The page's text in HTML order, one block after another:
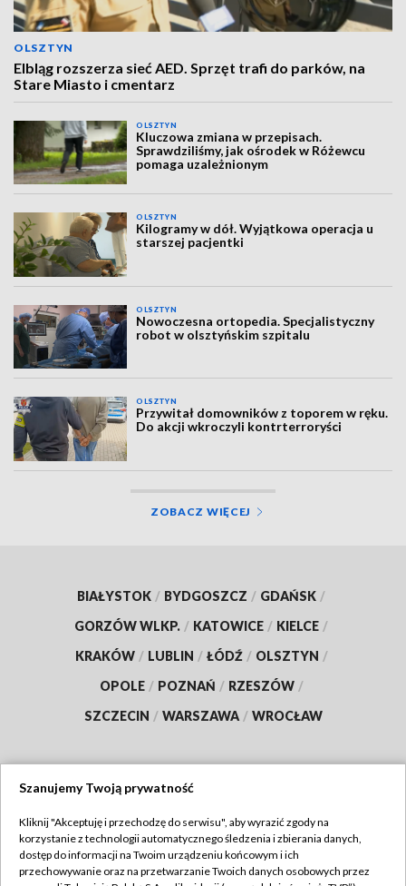
OLSZTYN
Elbląg rozszerza sieć AED. Sprzęt trafi do parków, na
Stare Miasto i cmentarz
OLSZTYN
Kluczowa zmiana w przepisach.
Sprawdziliśmy, jak ośrodek w Różewcu
pomaga uzależnionym
OLSZTYN
Kilogramy w dół. Wyjątkowa operacja u
starszej pacjentki
OLSZTYN
Nowoczesna ortopedia. Specjalistyczny
robot w olsztyńskim szpitalu
OLSZTYN
Przywitał domowników z toporem w ręku.
Do akcji wkroczyli kontrterroryści
ZOBACZ WIĘCEJ
BIAŁYSTOK / BYDGOSZCZ / GDAŃSK /
GORZÓW WLKP. / KATOWICE / KIELCE /
KRAKÓW / LUBLIN / ŁÓDŹ / OLSZTYN /
OPOLE / POZNAŃ / RZESZÓW /
SZCZECIN / WARSZAWA / WROCŁAW
TVP
Abonament TVP
Regulamin TVP
Szanujemy Twoją prywatność
Kliknij "Akceptuję i przechodzę do serwisu", aby wyrazić zgody na
korzystanie z technologii automatycznego śledzenia i zbierania danych,
dostęp do informacji na Twoim urządzeniu końcowym i ich
przechowywanie oraz na przetwarzanie Twoich danych osobowych przez